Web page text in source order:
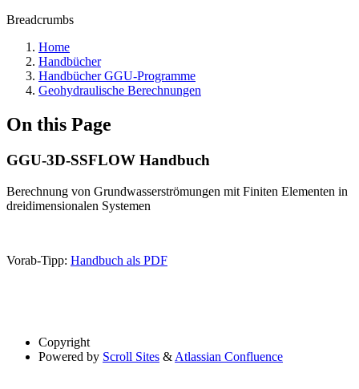
Breadcrumbs
Home
Handbücher
Handbücher GGU-Programme
Geohydraulische Berechnungen
On this Page
GGU-3D-SSFLOW Handbuch
Berechnung von Grundwasserströmungen mit Finiten Elementen in
dreidimensionalen Systemen
Vorab-Tipp: Handbuch als PDF
Copyright
Powered by Scroll Sites & Atlassian Confluence